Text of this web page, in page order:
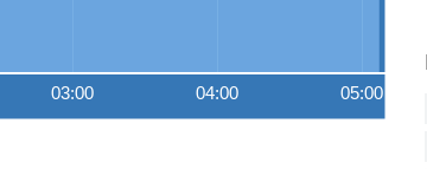
03:00 04:00 05:00